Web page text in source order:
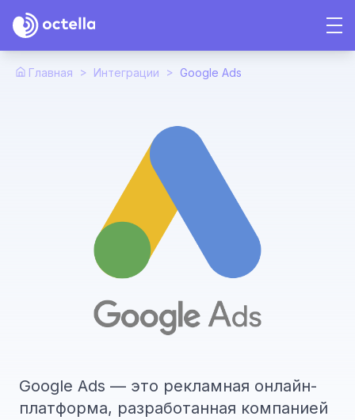
Главная > Интеграции > Google Ads
Google Ads — это рекламная онлайн-
платформа, разработанная компанией